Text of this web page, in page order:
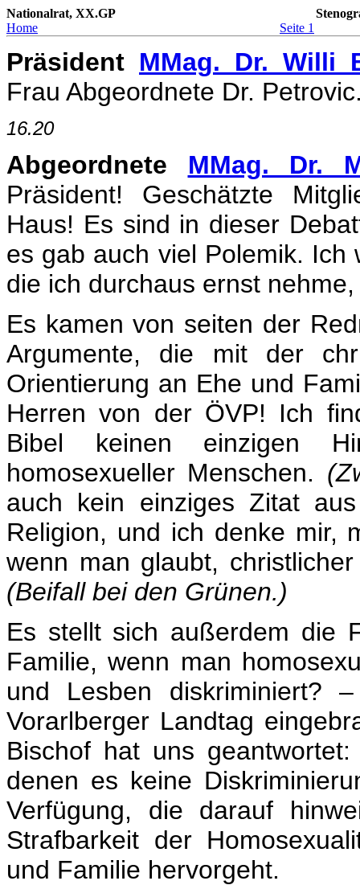
Nationalrat, XX.GP
Home
Seite 1
Präsident MMag. Dr. Willi
Frau Abgeordnete Dr.
16.20
Abgeordnete MMag. Dr.
Präsident! Geschätzte
Haus! Es sind in dieser
es gab auch viel Polemik. Ich
die ich durchaus ernst
Es kamen von seiten der
Argumente, die mit der
Orientierung an Ehe und
Herren von der ÖVP! Ich
Bibel keinen einzigen
homosexueller Menschen.
auch kein einziges Zitat
Religion, und ich denke mir,
wenn man glaubt,
(Beifall bei den Grünen.)
Es stellt sich außerdem die
Familie, wenn man
und Lesben diskriminiert?
Vorarlberger Landtag
Bischof hat uns
denen es keine
Verfügung, die darauf
Strafbarkeit der
und Familie hervorgeht.